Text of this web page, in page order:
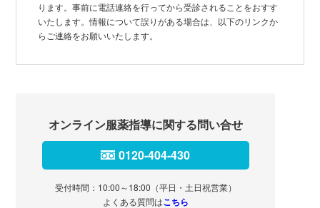
ります。事前に電話連絡を行ってから受診されることをおすす
いたします。情報について誤りがある場合は、以下のリンクか
らご連絡をお願いいたします。
オンライン服薬指導に関する問い合せ
0120-404-430
受付時間：10:00～18:00（平日・土日祝営業）
よくある質問はこちら